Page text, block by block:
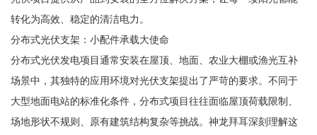
转化为高效、稳定的清洁电力。
分布式光伏支架：小配件承载大使命
分布式光伏发电项目通常安装在屋顶、地面、农业大棚或渔光互补
场景中，其独特的应用环境对光伏支架提出了严苛的要求。不同于
大型地面电站的标准化条件，分布式项目往往面临屋顶荷载限制、
场地形状不规则、原有建筑结构复杂等挑战。神龙拜耳深刻理解这